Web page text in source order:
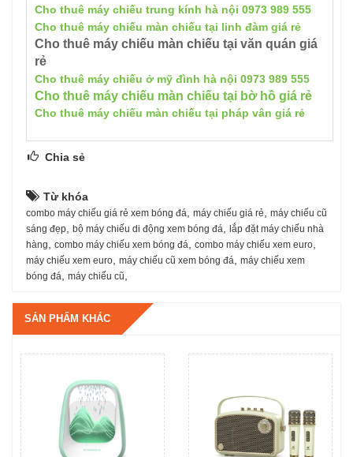
Cho thuê máy chiếu trung kính hà nội 0973 989 555
Cho thuê máy chiếu màn chiếu tại linh đàm giá rẻ
Cho thuê máy chiếu màn chiếu tại văn quán giá
rẻ
Cho thuê máy chiếu ở mỹ đình hà nội 0973 989 555
Cho thuê máy chiếu màn chiếu tại bờ hồ giá rẻ
Cho thuê máy chiếu màn chiếu tại pháp vân giá rẻ
Chia sẻ
Từ khóa
combo máy chiếu giá rẻ xem bóng đá máy chiếu giá rẻ
máy chiếu cũ
sáng đẹp
bộ máy chiếu di động xem bóng đá
lắp đặt máy chiếu nhà
hàng
combo máy chiếu xem bóng đá combo máy chiếu xem euro
máy chiếu xem euro máy chiếu cũ xem bóng đá máy chiếu xem
bóng đá máy chiếu cũ
SẢN PHẨM KHÁC